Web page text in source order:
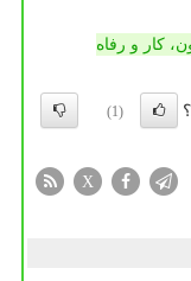
كار و رفاه
(1)
X